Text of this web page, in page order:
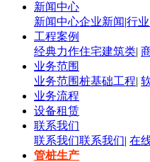
新闻中心
新闻中心企业新闻|行
工程案例
经典力作住宅建筑类|
业务范围
业务范围桩基础工程|
业务流程
设备租赁
联系我们
联系我们联系我们| 在
管桩生产